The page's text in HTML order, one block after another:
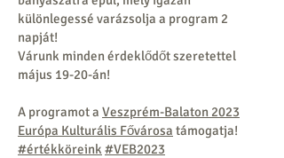
különlegessé varázsolja a program 2
napját!
Várunk minden érdeklődőt szeretettel
május 19-20-án!
A programot a Veszprém-Balaton 2023
Európa Kulturális Fővárosa támogatja!
#értékköreink #VEB2023